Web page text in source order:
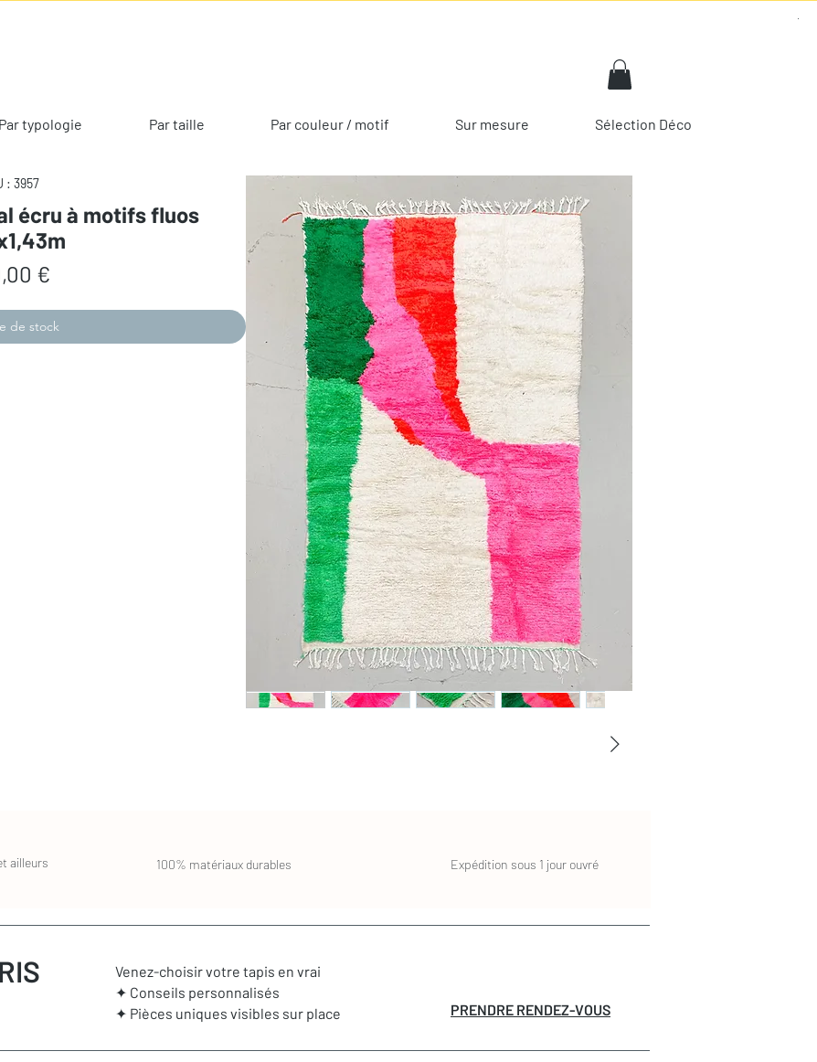
Par typologie Par taille Par couleur / motif Sur mesure Sélection Déco
: 3957
écru à motifs fluos
€Prix
de stock
ailleurs 100% matériaux durables Expédition sous 1 jour ouvré
Venez-choisir votre tapis en vrai
✦ Conseils personnalisés
✦ Pièces uniques visibles sur place
PRENDRE RENDEZ-VOUS